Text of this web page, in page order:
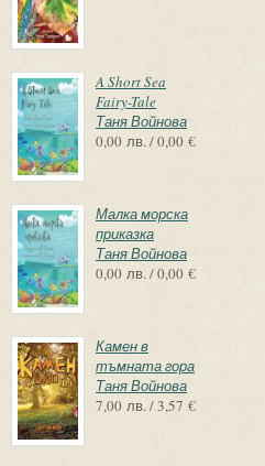
A Short Sea
Fairy-Tale
Таня Войнова
0,00 лв. / 0,00 €
Малка морска
приказка
Таня Войнова
0,00 лв. / 0,00 €
Камен в
тъмната гора
Таня Войнова
7,00 лв. / 3,57 €